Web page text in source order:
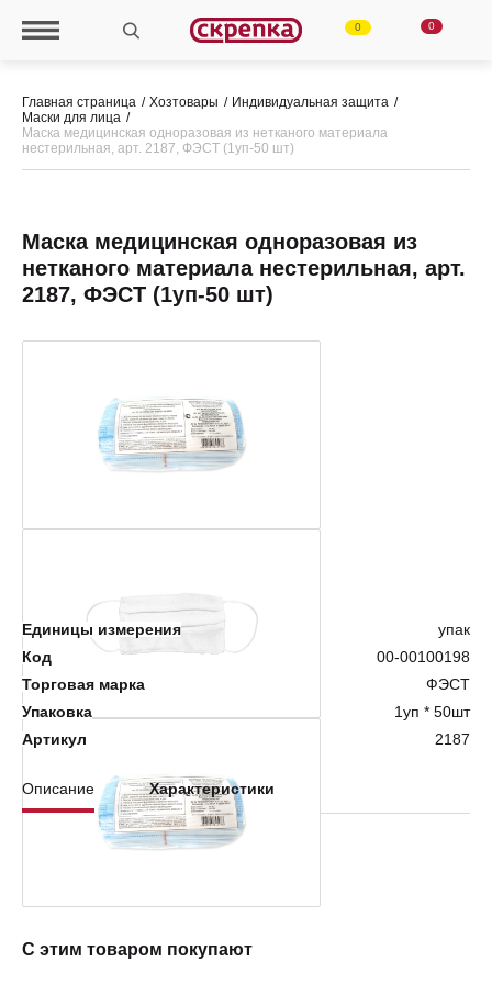
0 0
Главная страница Хозтовары
Индивидуальная защита
Маски для лица
Маска медицинская одноразовая из нетканого материала
нестерильная, арт. 2187, ФЭСТ (1уп-50 шт)
Маска медицинская одноразовая из
нетканого материала нестерильная, арт.
2187, ФЭСТ (1уп-50 шт)
Единицы измерения
упак
Код
00-00100198
Торговая марка
ФЭСТ
Упаковка
1уп * 50шт
Артикул
2187
Описание Характеристики
Шт. в упаковке: 50
С этим товаром покупают